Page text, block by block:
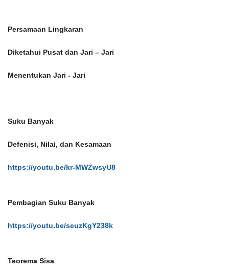
Persamaan Lingkaran
Diketahui Pusat dan Jari – Jari
Menentukan Jari - Jari
Suku Banyak
Defenisi, Nilai, dan Kesamaan
https://youtu.be/kr-MWZwsyU8
Pembagian Suku Banyak
https://youtu.be/seuzKgY238k
Teorema Sisa